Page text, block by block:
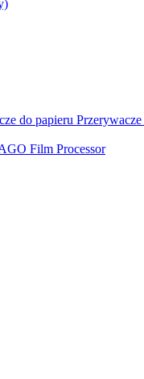
do papieru Przerywacze
Film Processor